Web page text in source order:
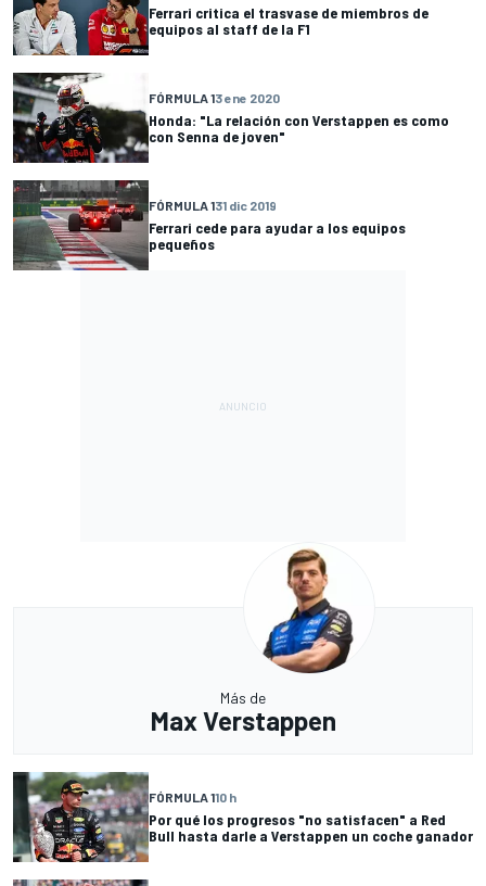
Ferrari critica el trasvase de miembros de
equipos al staff de la F1
FÓRMULA 13 ene 2020
Honda: "La relación con Verstappen es como
con Senna de joven"
FÓRMULA 131 dic 2019
Ferrari cede para ayudar a los equipos
pequeños
Más de
Max Verstappen
FÓRMULA 110 h
Por qué los progresos "no satisfacen" a Red
Bull hasta darle a Verstappen un coche ganador